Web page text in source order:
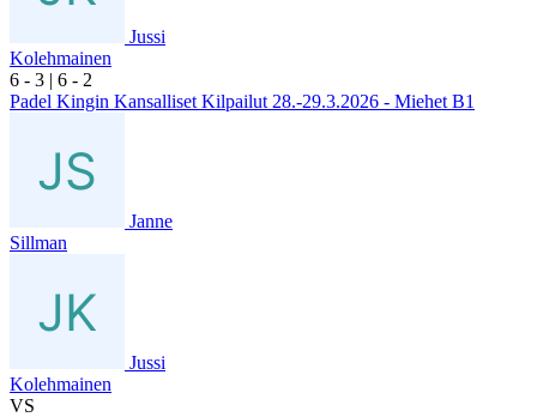
Jussi
Kolehmainen
6 - 3 | 6 - 2
Padel Kingin Kansalliset Kilpailut 28.-29.3.2026 - Miehet B1
Janne
Sillman
Jussi
Kolehmainen
VS